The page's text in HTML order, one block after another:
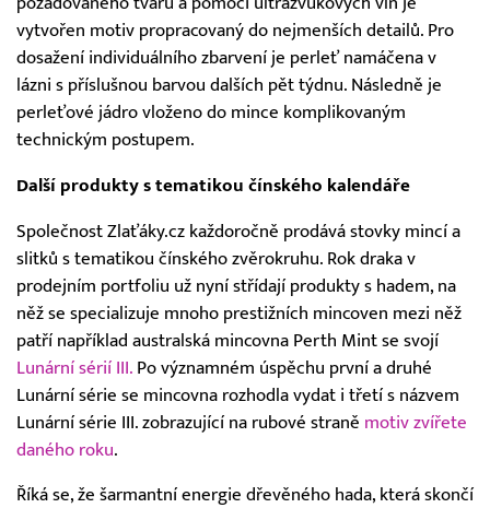
vytvořen motiv propracovaný do nejmenších detailů. Pro
dosažení individuálního zbarvení je perleť namáčena v
lázni s příslušnou barvou dalších pět týdnu. Následně je
perleťové jádro vloženo do mince komplikovaným
technickým postupem.
Další produkty s tematikou čínského kalendáře
Společnost Zlaťáky.cz každoročně prodává stovky mincí a
slitků s tematikou čínského zvěrokruhu. Rok draka v
prodejním portfoliu už nyní střídají produkty s hadem, na
něž se specializuje mnoho prestižních mincoven mezi něž
patří například australská mincovna Perth Mint se svojí
Lunární sérií III. Po významném úspěchu první a druhé
Lunární série se mincovna rozhodla vydat i třetí s názvem
Lunární série III. zobrazující na rubové straně motiv zvířete
daného roku.
Říká se, že šarmantní energie dřevěného hada, která skončí